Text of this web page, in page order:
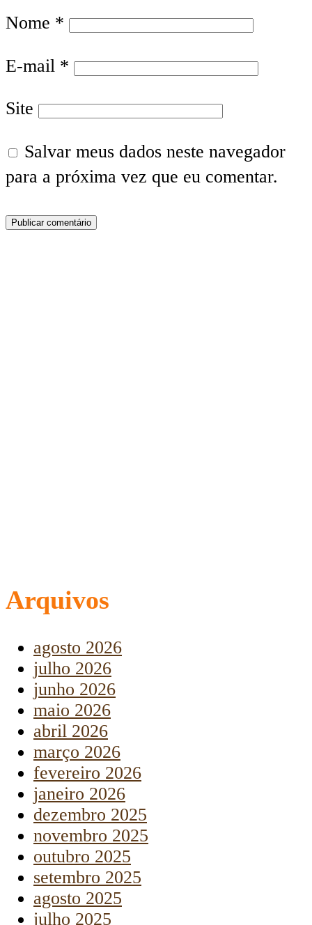
Nome *
E-mail *
Site
Salvar meus dados neste navegador
para a próxima vez que eu comentar.
Arquivos
agosto 2026
julho 2026
junho 2026
maio 2026
abril 2026
março 2026
fevereiro 2026
janeiro 2026
dezembro 2025
novembro 2025
outubro 2025
setembro 2025
agosto 2025
julho 2025